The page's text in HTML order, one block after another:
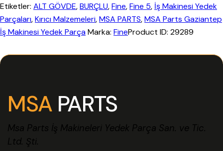
Etiketler: ALT GÖVDE,BURÇLU,Fine,Fine 5, İş Makinesi Yedek
Parçaları,Kırıcı Malzemeleri,MSA PARTS,MSA Parts Gaziantep
İş Makinesi Yedek ParçaMarka: FineProduct ID: 29289
MSA PARTS
Msa Parts İş Makineleri Yedek Parça San. ve Tic.
Ltd. Şti.